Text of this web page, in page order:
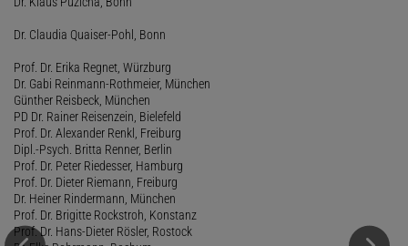
Dr. Claudia Quaiser-Pohl, Bonn
Prof. Dr. Erika Regnet, Würzburg
Dr. Gabi Reinmann-Rothmeier, München
Günther Reisbeck, München
PD Dr. Rainer Reisenzein, Bielefeld
Prof. Dr. Alexander Renkl, Freiburg
Dipl.-Psych. Britta Renner, Berlin
Prof. Dr. Peter Riedesser, Hamburg
Prof. Dr. Dieter Riemann, Freiburg
Dr. Heiner Rindermann, München
Prof. Dr. Brigitte Rockstroh, Konstanz
Prof. Dr. Hans-Dieter Rösler, Rostock